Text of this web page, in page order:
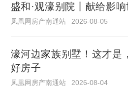
盛和·观濠别院丨献给影
凤凰网房产南通站 2026-08-05
濠河边家族别墅！这才是
好房子
凤凰网房产南通站 2026-08-04